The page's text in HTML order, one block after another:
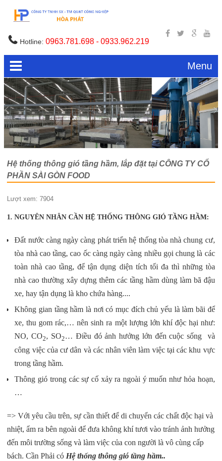
Hotline:0963.781.698 - 0933.962.219
Menu
Hệ thống thông gió tầng hầm, lắp đặt tại CÔNG TY CỔ
PHẦN SÀI GÒN FOOD
Lượt xem: 7904
1. NGUYÊN NHÂN CẦN HỆ THỐNG THÔNG GIÓ TẦNG HẦM:
Đất nước càng ngày càng phát triển hệ thống tòa nhà chung cư,
tòa nhà cao tầng, cao ốc càng ngày càng nhiều gọi chung là các
toàn nhà cao tầng, để tận dụng diện tích tối đa thì những tòa
nhà cao thường xây dựng thêm các tầng hầm dùng làm bã đậu
xe, hay tận dụng là kho chứa hàng....
Không gian tầng hầm là nơi có mục đích chủ yếu là làm bãi để
xe, thu gom rác,… nên sinh ra một lượng lớn khí độc hại như:
NO, CO2, SO2… Điều đó ảnh hưởng lớn đến cuộc sống và
công việc của cư dân và các nhân viên làm việc tại các khu vực
trong tầng hầm.
Thông gió trong các sự cố xảy ra ngoài ý muốn như hỏa hoạn,
…
=> Với yêu cầu trên, sự cần thiết để di chuyển các chất độc hại và
nhiệt, ẩm ra bên ngoài để đưa không khí tươi vào tránh ảnh hưởng
đến môi trường sống và làm việc của con người là vô cùng cấp
bách. Cần Phải có Hệ thống thông gió tầng hầm..